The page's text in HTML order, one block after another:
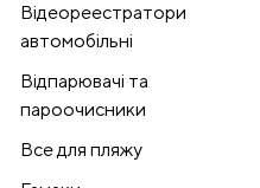
Відеореестратори
автомобільні
Відпарювачі та
пароочисники
Все для пляжу